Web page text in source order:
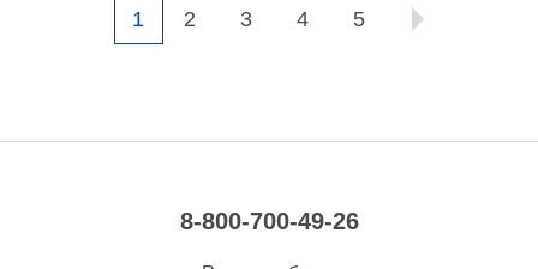
1 2 3 4 5
8-800-700-49-26